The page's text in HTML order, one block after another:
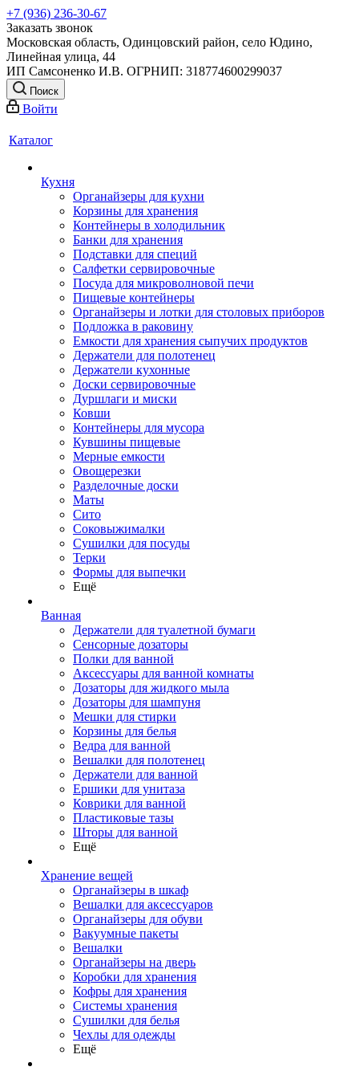
+7 (936) 236-30-67
Заказать звонок
Московская область, Одинцовский район, село Юдино,
Линейная улица, 44
ИП Самсоненко И.В. ОГРНИП: 318774600299037
Поиск
Войти
Каталог
Кухня
Органайзеры для кухни
Корзины для хранения
Контейнеры в холодильник
Банки для хранения
Подставки для специй
Салфетки сервировочные
Посуда для микроволновой печи
Пищевые контейнеры
Органайзеры и лотки для столовых приборов
Подложка в раковину
Емкости для хранения сыпучих продуктов
Держатели для полотенец
Держатели кухонные
Доски сервировочные
Дуршлаги и миски
Ковши
Контейнеры для мусора
Кувшины пищевые
Мерные емкости
Овощерезки
Разделочные доски
Маты
Сито
Соковыжималки
Сушилки для посуды
Терки
Формы для выпечки
Ещё
Ванная
Держатели для туалетной бумаги
Сенсорные дозаторы
Полки для ванной
Аксессуары для ванной комнаты
Дозаторы для жидкого мыла
Дозаторы для шампуня
Мешки для стирки
Корзины для белья
Ведра для ванной
Вешалки для полотенец
Держатели для ванной
Ершики для унитаза
Коврики для ванной
Пластиковые тазы
Шторы для ванной
Ещё
Хранение вещей
Органайзеры в шкаф
Вешалки для аксессуаров
Органайзеры для обуви
Вакуумные пакеты
Вешалки
Органайзеры на дверь
Коробки для хранения
Кофры для хранения
Системы хранения
Сушилки для белья
Чехлы для одежды
Ещё